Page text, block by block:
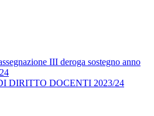
III deroga sostegno anno
DIRITTO DOCENTI 2023/24